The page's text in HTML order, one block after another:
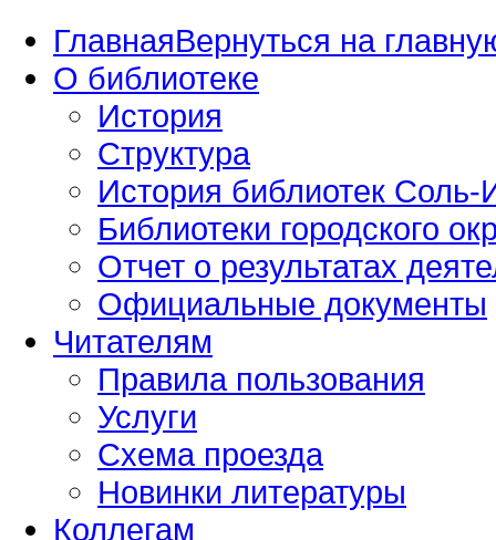
ГлавнаяВернуться на
О библиотеке
История
Структура
История библиотек Соль-
Библиотеки городского
Отчет о результатах
Официальные документы
Читателям
Правила пользования
Услуги
Схема проезда
Новинки литературы
Коллегам